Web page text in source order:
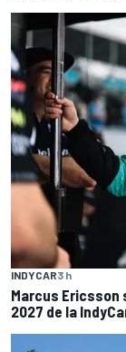
INDYCAR3 h
Marcus
2027 de la